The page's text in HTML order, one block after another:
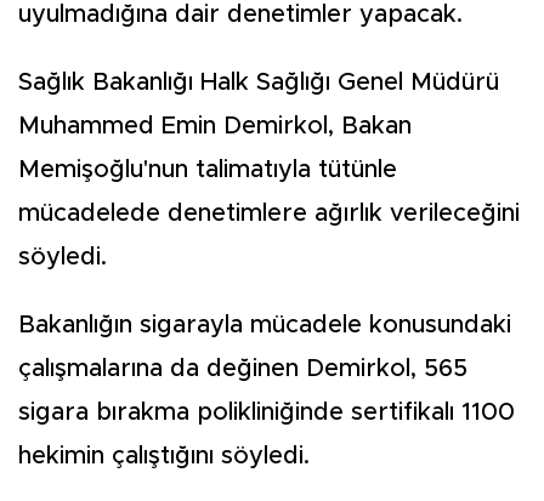
uyulmadığına dair denetimler yapacak.
Sağlık Bakanlığı Halk Sağlığı Genel Müdürü
Muhammed Emin Demirkol, Bakan
Memişoğlu'nun talimatıyla tütünle
mücadelede denetimlere ağırlık verileceğini
söyledi.
Bakanlığın sigarayla mücadele konusundaki
çalışmalarına da değinen Demirkol, 565
sigara bırakma polikliniğinde sertifikalı 1100
hekimin çalıştığını söyledi.